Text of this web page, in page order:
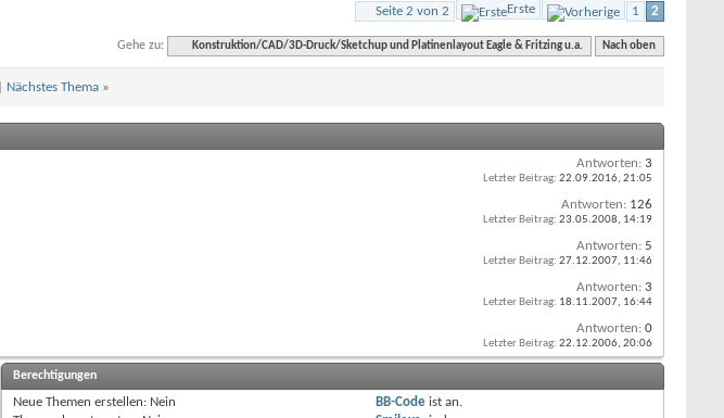
Seite 2 von 2 Erste 1 2
Gehe zu: Konstruktion/CAD/3D-Druck/Sketchup und Platinenlayout Eagle & Fritzing u.a. Nach oben
Nächstes Thema »
Antworten: 3
Letzter Beitrag: 22.09.2016, 21:05
Antworten: 126
Letzter Beitrag: 23.05.2008, 14:19
Antworten: 5
Letzter Beitrag: 27.12.2007, 11:46
Antworten: 3
Letzter Beitrag: 18.11.2007, 16:44
Antworten: 0
Letzter Beitrag: 22.12.2006, 20:06
Berechtigungen
Neue Themen erstellen: Nein
BB-Code istan.